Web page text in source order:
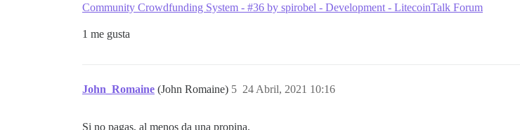
Community Crowdfunding System - #36 by spirobel - Development - LitecoinTalk Forum
1 me gusta
John_Romaine (John Romaine) 24 Abril, 2021 10:16
5
Si no pagas, al menos da una propina.